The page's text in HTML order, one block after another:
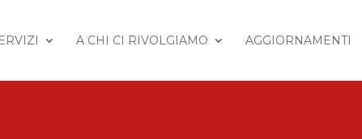
A CHI CI RIVOLGIAMO AGGIORNAMENTI